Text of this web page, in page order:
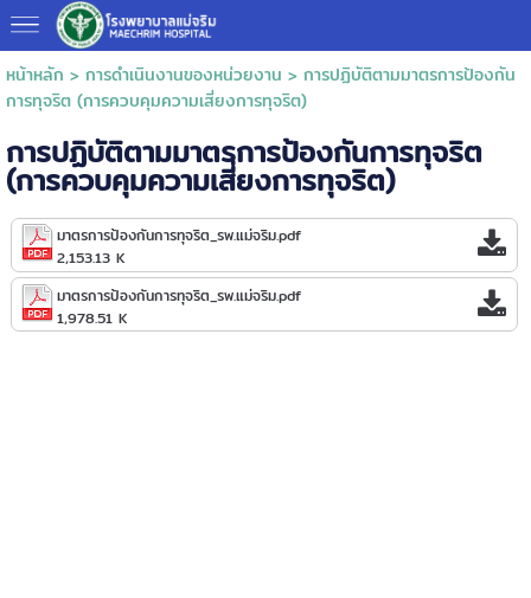
หน้าหลัก > การดำเนินงานของหน่วยงาน > การปฏิบัติตามมาตรการป้องกัน
การทุจริต (การควบคุมความเสี่ยงการทุจริต)
การปฏิบัติตามมาตรการป้องกันการทุจริต
(การควบคุมความเสี่ยงการทุจริต)
มาตรการป้องกันการทุจริต_รพ.แม่จริม.pdf
2,153.13 K
มาตรการป้องกันการทุจริต_รพ.แม่จริม.pdf
1,978.51 K